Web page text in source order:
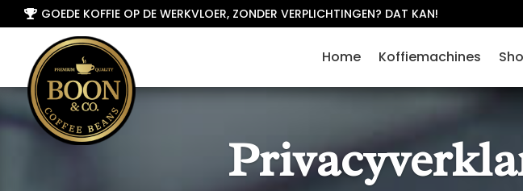
 GOEDE KOFFIE OP DE WERKVLOER, ZONDER VERPLICHTINGEN? DAT KAN!
Home Koffiemachines